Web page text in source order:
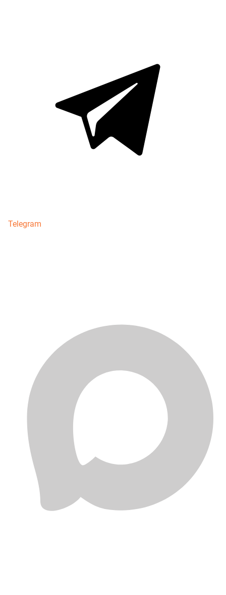
Telegram